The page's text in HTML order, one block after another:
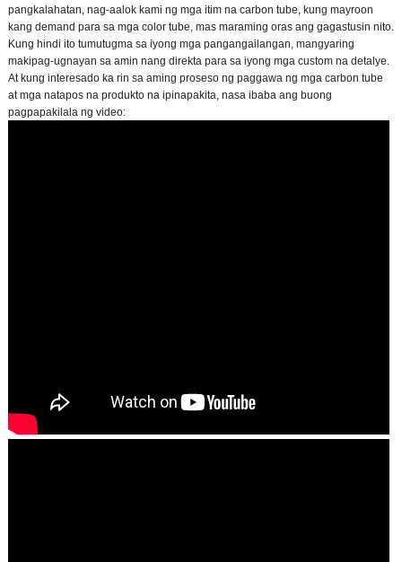
pangkalahatan, nag-aalok kami ng mga itim na carbon tube, kung mayroon
kang demand para sa mga color tube, mas maraming oras ang gagastusin nito.
Kung hindi ito tumutugma sa iyong mga pangangailangan, mangyaring
makipag-ugnayan sa amin nang direkta para sa iyong mga custom na detalye.
At kung interesado ka rin sa aming proseso ng paggawa ng mga carbon tube
at mga natapos na produkto na ipinapakita, nasa ibaba ang buong
pagpapakilala ng video: